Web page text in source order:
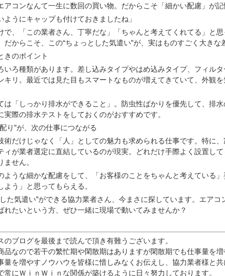
アコンなんて一生に数回の買い物。だからこそ「細かい配慮」が記
ようにキャップも付けておきましたね」
で、「この業者さん、丁寧だな」「ちゃんと考えてくれてる」と
からこそ、この“ちょっとした気遣い”が、実はものすごく大きな
きのポイント
いろ種類があります。差し込みタイプやはめ込みタイプ、フィル
キリ。最近では見た目もスマートなものが増えてきていて、外観
は「しっかり排水ができること」。防虫性ばかりを優先して、排
実際の排水テストをしておくのがおすすめです。
り”が、次の仕事につながる
術だけじゃなく「人」としての魅力も求められる仕事です。特に
ィが業者選定に直結しているのが現実。どれだけ手際よく設置し
せん。
ような細かな配慮をして、「お客様のことをちゃんと考えている
う」と思ってもらえる。
た気遣い”ができる協力業者さん、今まさに探しています。エア
れたいという方、ぜひ一緒に現場で動いてみませんか？
のブログを最後まで読んで頂き有難うございます。
品なので若干の繁忙期や閑散期はありますが閑散期でも仕事量を増
量を増やすノウハウを皆様に惜しみなくお伝えし、協力業者様と
常にＷｉｎＷｉｎな関係が築けるように日々努力しております。